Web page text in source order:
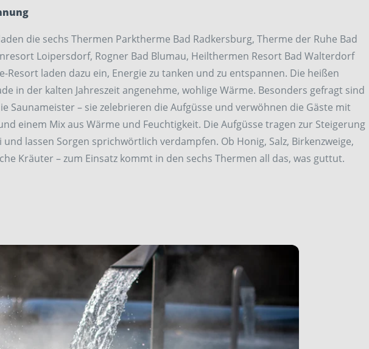
die sechs Thermen Parktherme Bad Radkersburg, Therme der Ruhe Bad
Loipersdorf, Rogner Bad Blumau, Heilthermen Resort Bad Walterdorf
Resort laden dazu ein, Energie zu tanken und zu entspannen. Die heißen
in der kalten Jahreszeit angenehme, wohlige Wärme. Besonders gefragt sind
Saunameister – sie zelebrieren die Aufgüsse und verwöhnen die Gäste mit
einem Mix aus Wärme und Feuchtigkeit. Die Aufgüsse tragen zur Steigerung
lassen Sorgen sprichwörtlich verdampfen. Ob Honig, Salz, Birkenzweige,
Kräuter – zum Einsatz kommt in den sechs Thermen all das, was guttut.